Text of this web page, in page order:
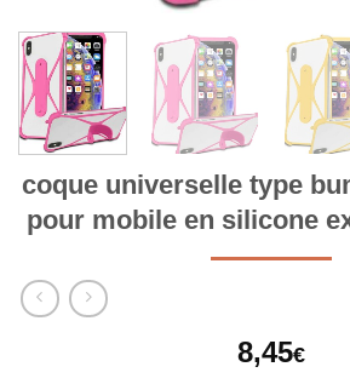
coque universelle type
pour mobile en silicone
8,45€